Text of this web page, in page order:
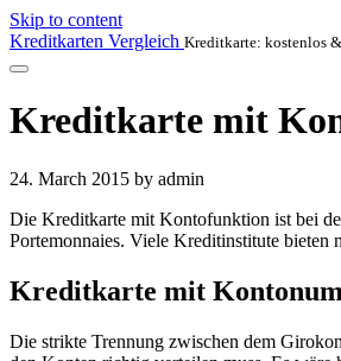
Skip to content
Kreditkarten Vergleich Kreditkarte: kostenlos
Kreditkarte mit
24. March 2015 by admin
Die Kreditkarte mit Kontofunktion ist bei
Portemonnaies. Viele Kreditinstitute bieten
Kreditkarte mit
Die strikte Trennung zwischen dem